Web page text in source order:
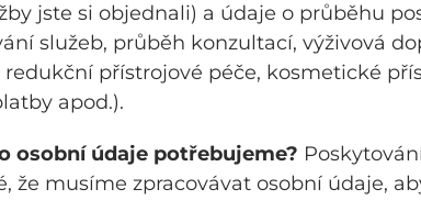
jste si objednali) a údaje o průběhu
služeb, průběh konzultací, výživová
redukční přístrojové péče, kosmetické
apod.).
osobní údaje potřebujeme?
že musíme zpracovávat osobní údaje,